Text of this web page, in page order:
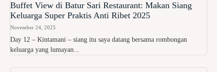
Buffet View di Batur Sari Restaurant: Makan Siang
Keluarga Super Praktis Anti Ribet 2025
November 24, 2025
Day 12 – Kintamani – siang itu saya datang bersama rombongan
keluarga yang lumayan...